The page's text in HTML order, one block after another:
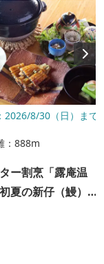
2026/8/30（日）まで
：888m
ー割烹「露庵温
夏の新仔（鰻）ラ